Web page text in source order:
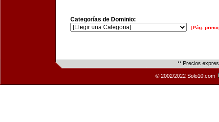
Categorías de Dominio:
[Pág.
** Precios
© 2002/2022 Solo10.com